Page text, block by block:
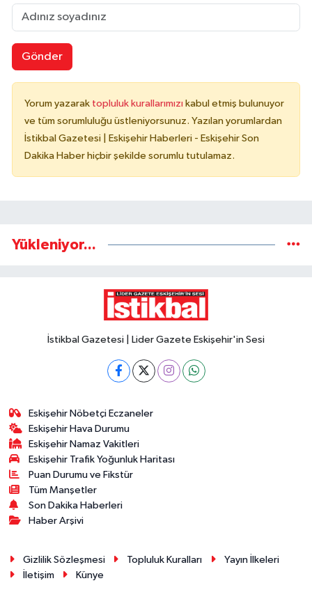
Gönder
Yorum yazarak topluluk kurallarımızı kabul etmiş bulunuyor
ve tüm sorumluluğu üstleniyorsunuz. Yazılan yorumlardan
İstikbal Gazetesi | Eskişehir Haberleri - Eskişehir Son
Dakika Haber hiçbir şekilde sorumlu tutulamaz.
Yükleniyor...
İstikbal Gazetesi | Lider Gazete Eskişehir'in Sesi
Eskişehir Nöbetçi Eczaneler
Eskişehir Hava Durumu
Eskişehir Namaz Vakitleri
Eskişehir Trafik Yoğunluk Haritası
Puan Durumu ve Fikstür
Tüm Manşetler
Son Dakika Haberleri
Haber Arşivi
Gizlilik Sözleşmesi Topluluk Kuralları
Yayın İlkeleri
İletişim
Künye